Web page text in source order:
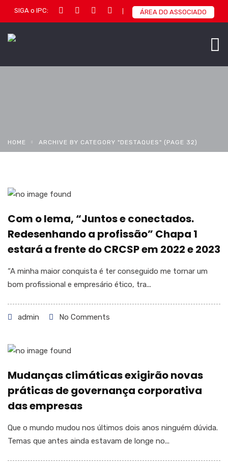
SIGA o IPC: ÁREA DO ASSOCIADO
HOME ARCHIVE BY CATEGORY "DESTAQUES" (PAGE 32)
Com o lema, “Juntos e conectados.
Redesenhando a profissão” Chapa 1
estará a frente do CRCSP em 2022 e 2023
“A minha maior conquista é ter conseguido me tornar um
bom profissional e empresário ético, tra...
admin No Comments
Mudanças climáticas exigirão novas
práticas de governança corporativa
das empresas
Que o mundo mudou nos últimos dois anos ninguém dúvida.
Temas que antes ainda estavam de longe no...